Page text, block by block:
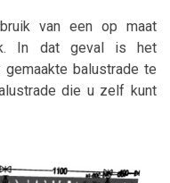
van een op maat
In dat geval is het
balustrade te
die u zelf kunt